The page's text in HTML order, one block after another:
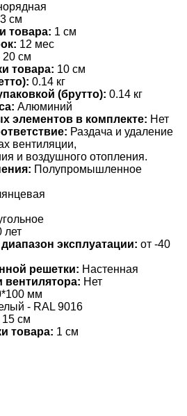
3 см
товара: 1 см
12 мес
20 см
товара: 10 см
0.14 кг
(брутто): 0.14 кг
Алюминий
элементов в комплекте: Нет
Раздача и удаление
вентиляции,
и воздушного отопления.
Полупромышленное
лет
эксплуатации: от -40
решетки: Настенная
вентилятора: Нет
мм
- RAL 9016
15 см
товара: 1 см